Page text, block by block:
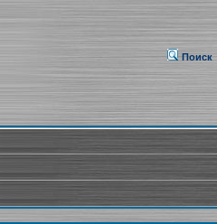
Поиск